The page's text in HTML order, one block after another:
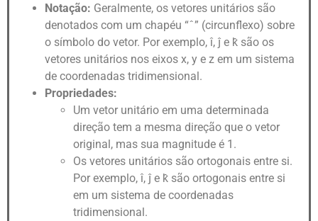
Notação: Geralmente, os vetores unitários são
denotados com um chapéu “ˆ” (circunflexo) sobre
o símbolo do vetor. Por exemplo, î, ĵ e k̂ são os
vetores unitários nos eixos x, y e z em um sistema
de coordenadas tridimensional.
Propriedades:
Um vetor unitário em uma determinada
direção tem a mesma direção que o vetor
original, mas sua magnitude é 1.
Os vetores unitários são ortogonais entre si.
Por exemplo, î, ĵ e k̂ são ortogonais entre si
em um sistema de coordenadas
tridimensional.